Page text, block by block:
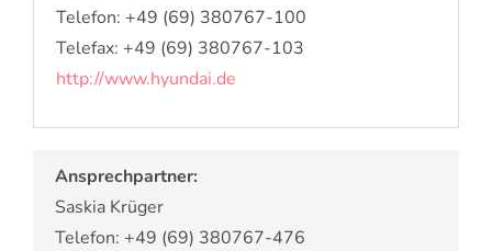
Telefon: +49 (69) 380767-100
Telefax: +49 (69) 380767-103
http://www.hyundai.de
Ansprechpartner:
Saskia Krüger
Telefon: +49 (69) 380767-476